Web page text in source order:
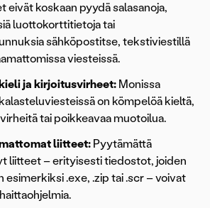
eivät koskaan pyydä salasanoja,
luottokorttitietoja tai
sähköpostitse, tekstiviestillä
viesteissä.
ja kirjoitusvirheet: Monissa
on kömpelöä kieltä,
tai poikkeavaa muotoilua.
liitteet: Pyytämättä
liitteet – erityisesti tiedostot, joiden
esimerkiksi .exe, .zip tai .scr – voivat